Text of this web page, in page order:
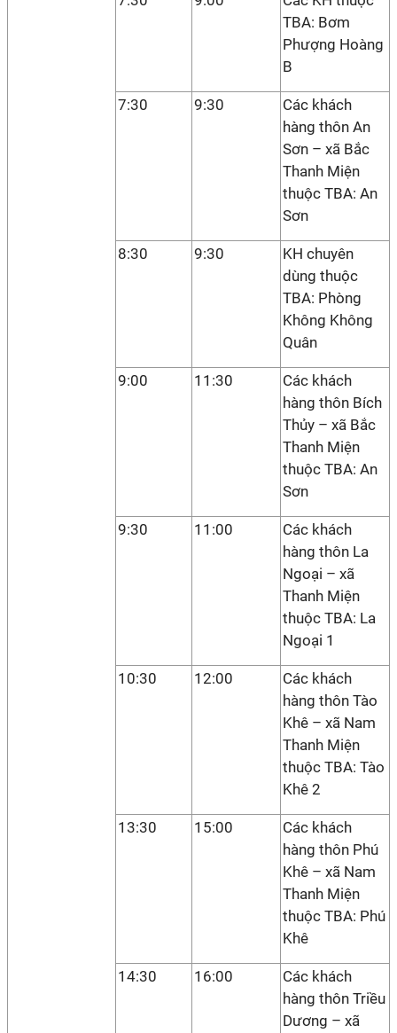
TBA: Bơm
Phượng Hoàng
B
7:30 9:30
Các khách
hàng thôn An
Sơn – xã Bắc
Thanh Miện
thuộc TBA: An
Sơn
8:30 9:30
KH chuyên
dùng thuộc
TBA: Phòng
Không Không
Quân
9:00 11:30
Các khách
hàng thôn Bích
Thủy – xã Bắc
Thanh Miện
thuộc TBA: An
Sơn
9:30 11:00
Các khách
hàng thôn La
Ngoại – xã
Thanh Miện
thuộc TBA: La
Ngoại 1
10:30 12:00
Các khách
hàng thôn Tào
Khê – xã Nam
Thanh Miện
thuộc TBA: Tào
Khê 2
13:30 15:00
Các khách
hàng thôn Phú
Khê – xã Nam
Thanh Miện
thuộc TBA: Phú
Khê
14:30 16:00
Các khách
hàng thôn Triều
Dương – xã